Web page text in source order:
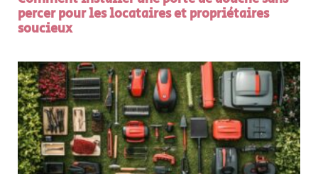
percer pour les locataires et propriétaires
soucieux